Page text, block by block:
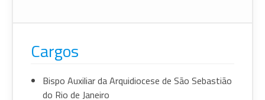
Cargos
Bispo Auxiliar da Arquidiocese de São Sebastião
do Rio de Janeiro